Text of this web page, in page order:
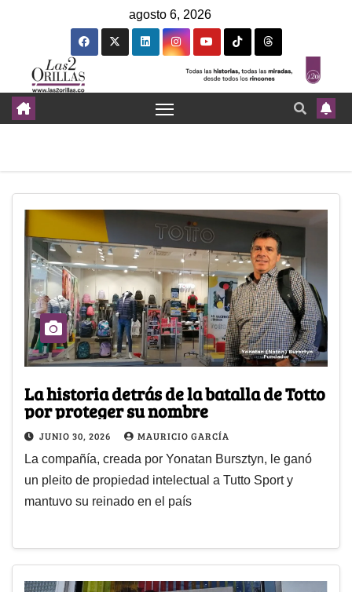
agosto 6, 2026
La historia detrás de la batalla de Totto
por proteger su nombre
JUNIO 30, 2026 MAURICIO GARCÍA
La compañía, creada por Yonatan Bursztyn, le ganó
un pleito de propiedad intelectual a Tutto Sport y
mantuvo su reinado en el país